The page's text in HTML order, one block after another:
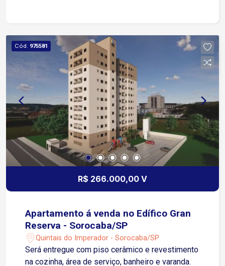
Cód. 975581
R$ 266.000,00 V
Apartamento á venda no Edífico Gran
Reserva - Sorocaba/SP
Quintais do Imperador - Sorocaba/SP
Será entregue com piso cerâmico e revestimento
na cozinha, área de serviço, banheiro e varanda.